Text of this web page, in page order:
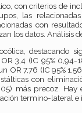
con criterios de
las
con
los datos. Análisis
destacando
3,4 (IC 95% 0,94-
OR 7,76 (IC 95%
con
más precoz. Hay
termino-lateral e